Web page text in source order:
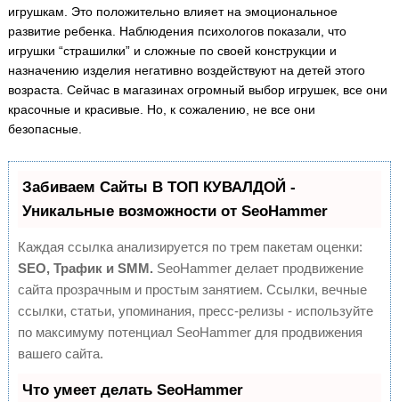
игрушкам. Это положительно влияет на эмоциональное
развитие ребенка. Наблюдения психологов показали, что
игрушки “страшилки” и сложные по своей конструкции и
назначению изделия негативно воздействуют на детей этого
возраста. Сейчас в магазинах огромный выбор игрушек, все они
красочные и красивые. Но, к сожалению, не все они
безопасные.
Забиваем Сайты В ТОП КУВАЛДОЙ -
Уникальные возможности от SeoHammer
Каждая ссылка анализируется по трем пакетам оценки:
SEO, Трафик и SMM. SeoHammer делает продвижение
сайта прозрачным и простым занятием. Ссылки, вечные
ссылки, статьи, упоминания, пресс-релизы - используйте
по максимуму потенциал SeoHammer для продвижения
вашего сайта.
Что умеет делать SeoHammer